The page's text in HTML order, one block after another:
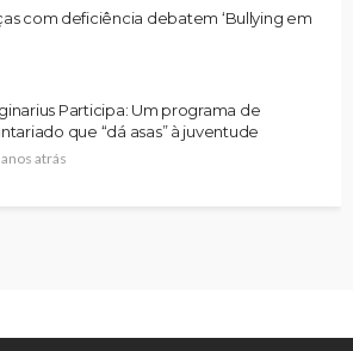
com deficiência debatem ‘Bullying em
Participa: Um programa de
que “dá asas” à juventude
atrás